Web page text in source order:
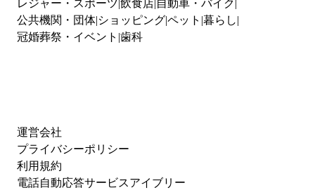
レジャー・スポーツ 飲食店 自動車・バイク
公共機関・団体 ショッピングペット 暮らし
冠婚葬祭・イベント 歯科
運営会社
プライバシーポリシー
利用規約
電話自動応答サービスアイブリー